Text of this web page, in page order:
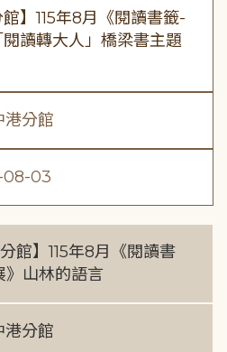
館】115年8月《閱讀書籤-
讀轉大人」橋梁書主題
港分館
03
館】115年8月《閱讀書
》山林的語言
港分館